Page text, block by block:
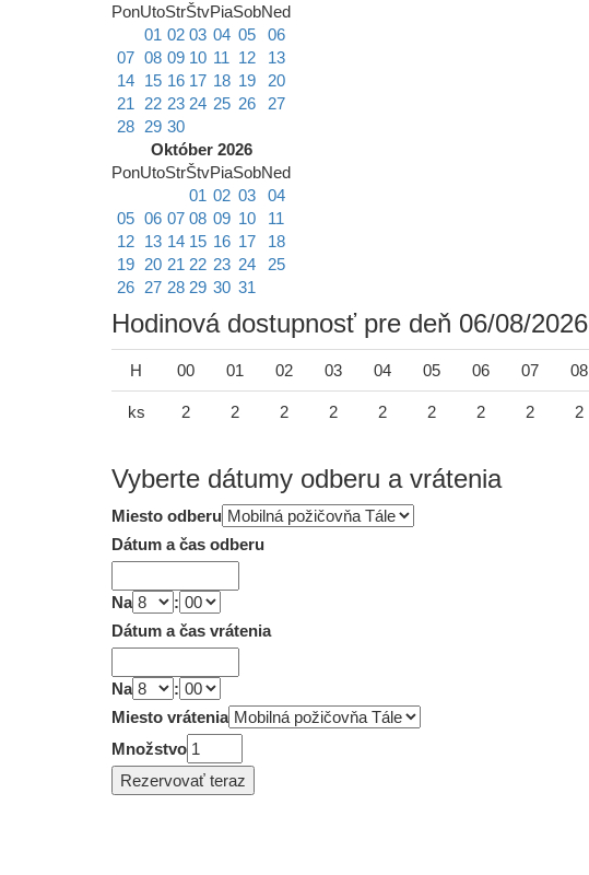
PonUtoStrŠtvPiaSobNed
01 02 03 04 05
06
07 08 09 10 11 12
13
14 15 16 17 18 19
20
21
22 23 24 25 26
27
28 29 30
Október 2026
PonUtoStrŠtvPiaSobNed
01 02 03
04
05 06 07 08 09 10
11
12 13 14 15 16 17
18
19 20 21 22 23 24
25
26 27 28 29 30 31
Hodinová dostupnosť pre deň 06/08/2026
H 00 01 02 03 04 05 06 07 08
ks 2 2 2 2 2 2 2 2 2
Vyberte dátumy odberu a vrátenia
Miesto odberu
Dátum a čas odberu
Na
:
Dátum a čas vrátenia
Na
:
Miesto vrátenia
Množstvo